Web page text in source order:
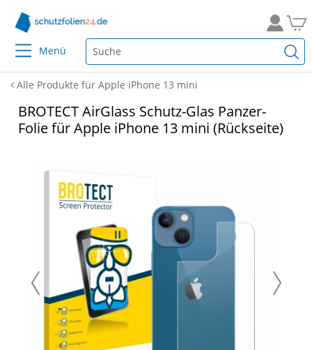
Menü
Alle Produkte für Apple iPhone 13 mini
BROTECT AirGlass Schutz-Glas Panzer-
Folie für Apple iPhone 13 mini (Rückseite)